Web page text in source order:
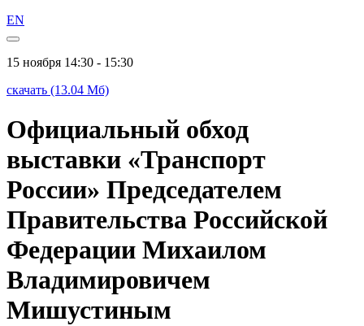
EN
15 ноября 14:30 - 15:30
скачать (13.04 Мб)
Официальный обход
выставки «Транспорт
России» Председателем
Правительства Российской
Федерации Михаилом
Владимировичем
Мишустиным